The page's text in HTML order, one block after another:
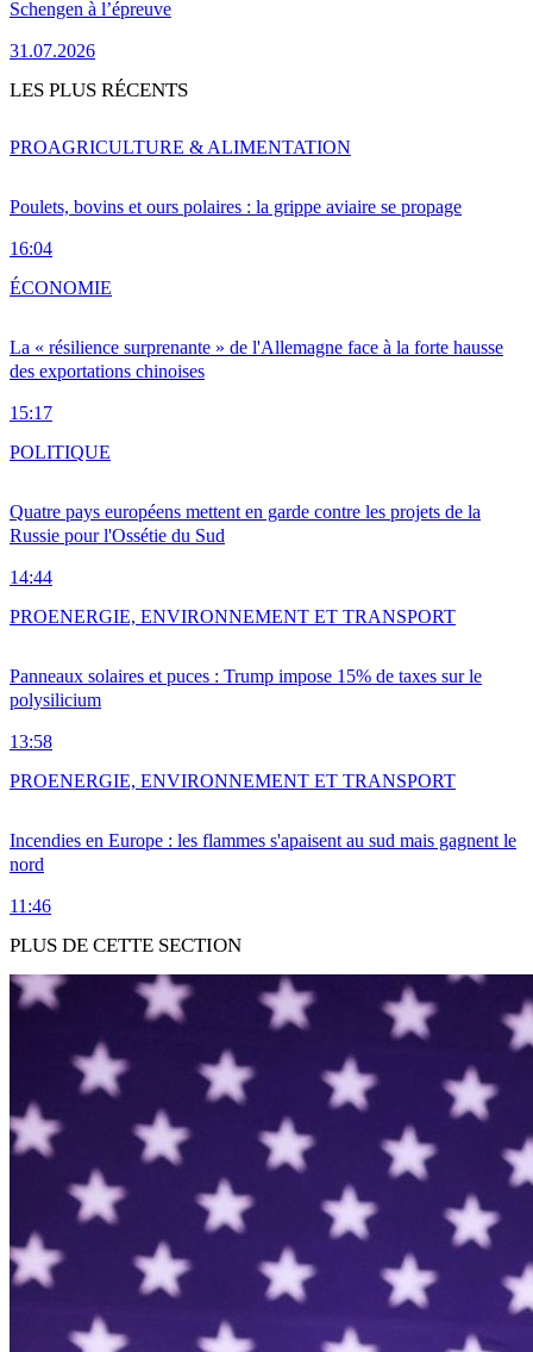
Schengen à l’épreuve
31.07.2026
LES PLUS RÉCENTS
Poulets, bovins et ours polaires : la grippe aviaire se propage
16:04
PROAGRICULTURE & ALIMENTATION
La « résilience surprenante » de l'Allemagne face à la forte hausse
des exportations chinoises
15:17
ÉCONOMIE
Quatre pays européens mettent en garde contre les projets de la
Russie pour l'Ossétie du Sud
14:44
POLITIQUE
Panneaux solaires et puces : Trump impose 15% de taxes sur le
polysilicium
13:58
PROENERGIE, ENVIRONNEMENT ET TRANSPORT
Incendies en Europe : les flammes s'apaisent au sud mais gagnent le
nord
11:46
PROENERGIE, ENVIRONNEMENT ET TRANSPORT
PLUS DE CETTE SECTION